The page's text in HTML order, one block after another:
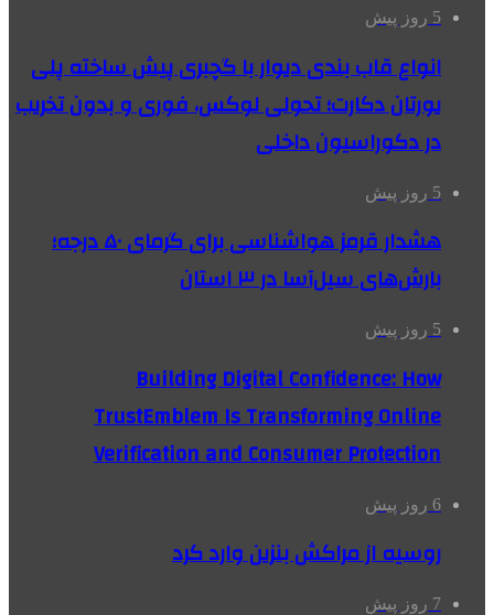
5 روز پیش
انواع قاب بندی دیوار با گچبری پیش ساخته پلی
یورتان دکارت؛ تحولی لوکس، فوری و بدون تخریب
در دکوراسیون داخلی
5 روز پیش
هشدار قرمز هواشناسی برای گرمای ۵۰ درجه؛
بارش‌های سیل‌آسا در ۳ استان
5 روز پیش
Building Digital Confidence: How
TrustEmblem Is Transforming Online
Verification and Consumer Protection
6 روز پیش
روسیه از مراکش بنزین وارد کرد
7 روز پیش